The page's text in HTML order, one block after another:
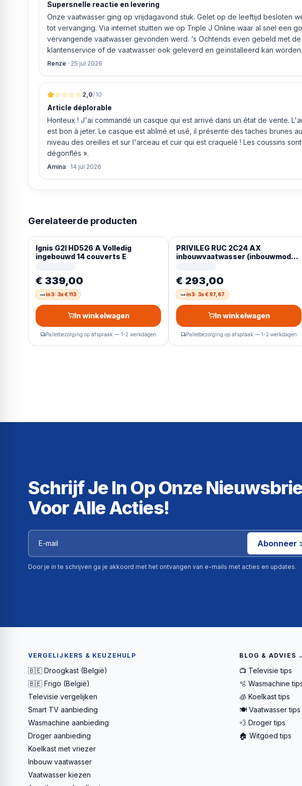
Supersnelle reactie en levering
Onze vaatwasser ging op vrijdagavond stuk. Gelet op de leeftijd besloten
tot vervanging. Via internet stuitten we op Triple J Online waar al snel een
vervangende vaatwasser gevonden werd. ‘s Ochtends even gebeld met de
klantenservice of de vaatwasser ook geleverd en geïnstalleerd kan
bleek het geval tegen alleszins concurrente prijzen. De vriendelijke
ging doen om ‘s middags nog te leveren. Het bleken geen loze woorden:
uur werd de Neff vaatwasser geleverd en ver
Renze · 25 jul 2026
2,0/10
Article déplorable
Honteux ! J'ai commandé un casque qui est arrivé dans un état de vente.
est bon à jeter. Le casque est abîmé et usé, il présente des taches brunes au
niveau des oreilles et sur l'arceau et cuir qui est craquelé ! Les coussins
dégonflés ».
Amina · 14 jul 2026
Gerelateerde producten
Ignis G2I HD526 A Volledig
ingebouwd 14 couverts E
€ 339,00
in3: 3x € 113
In winkelwagen
Palletbezorging op afspraak — 1-2 werkdagen
PRIVILEG RUC 2C24 AX
inbouwvaatwasser (inbouwmodel,
€ 293,00
in3: 3x € 97,67
In winkelwagen
Palletbezorging op afspraak — 1-2 werkdagen
Schrijf Je In Op Onze
Voor Alle Acties!
Abonneer
Door je in te schrijven ga je akkoord met het ontvangen van e-mails met acties en updates.
VERGELIJKERS & KEUZEHULP
🇧🇪 Droogkast (België)
🇧🇪 Frigo (België)
Televisie vergelijken
Smart TV aanbieding
Wasmachine aanbieding
Droger aanbieding
Koelkast met vriezer
Inbouw vaatwasser
Vaatwasser kiezen
BLOG & ADVIES
📺 Televisie tips
🫧 Wasmachine
🧊 Koelkast tips
🍽️ Vaatwasser tips
💨 Droger tips
🏠 Witgoed tips